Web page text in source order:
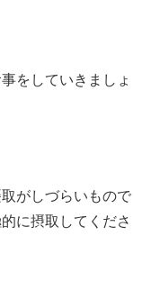
をしていきましょ
がしづらいもので
に摂取してくださ